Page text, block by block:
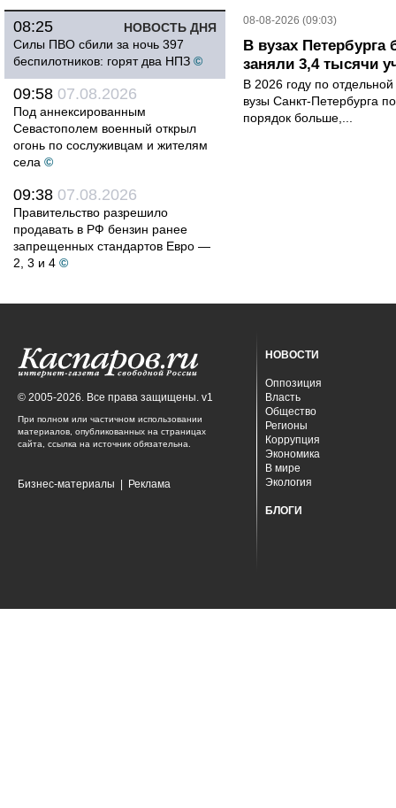
НОВОСТЬ ДНЯ
08:25
Силы ПВО сбили за ночь 397
беспилотников: горят два НПЗ ©
09:58 07.08.2026
Под аннексированным
Севастополем военный открыл
огонь по сослуживцам и жителям
села ©
09:38 07.08.2026
Правительство разрешило
продавать в РФ бензин ранее
запрещенных стандартов Евро —
2, 3 и 4 ©
08-08-2026 (09:03)
В вузах
заняли 3,4 тысячи
В 2026 году по
вузы Санкт-Петербурга
порядок больше,...
© 2005-2026. Все права защищены. v1
При полном или частичном использовании
материалов, опубликованных на страницах
сайта, ссылка на источник обязательна.
Бизнес-материалы Реклама
НОВОСТИ
Оппозиция
Власть
Общество
Регионы
Коррупция
Экономика
В мире
Экология
БЛОГИ